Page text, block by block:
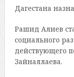
Дагестана
Рашид Алиев
социального
действующего
Зайналлаева.